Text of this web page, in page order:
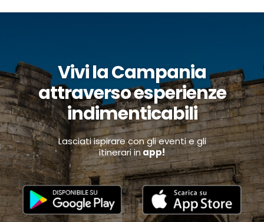
Vivi la Campania
attraverso esperienze
indimenticabili
Lasciati ispirare con gli eventi e gli
itinerari inapp!